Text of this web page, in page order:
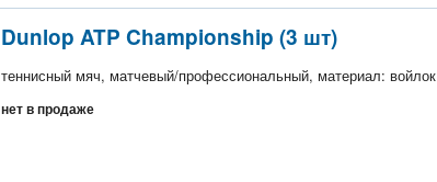
Dunlop ATP Championship (3 шт)
теннисный мяч, матчевый/профессиональный, материал: войлок
нет в продаже